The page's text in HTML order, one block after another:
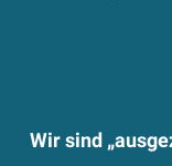
Wir sind